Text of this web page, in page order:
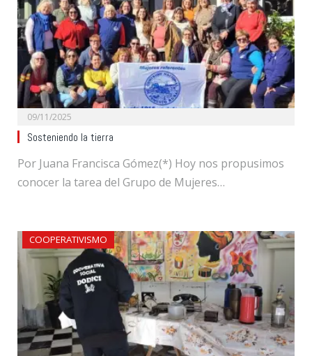
09/11/2025
Sosteniendo la tierra
Por Juana Francisca Gómez(*) Hoy nos propusimos
conocer la tarea del Grupo de Mujeres…
COOPERATIVISMO